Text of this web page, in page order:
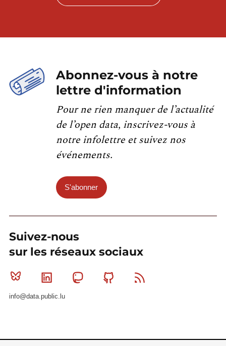
Abonnez-vous à notre
lettre d'information
Pour ne rien manquer de l’actualité
de l’open data, inscrivez-vous à
notre infolettre et suivez nos
événements.
S'abonner
Suivez-nous
sur les réseaux sociaux
Bluesky Linkedin MastodonGithub
info@data.public.lu